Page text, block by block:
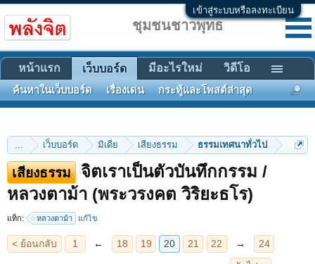
เข้าสู่ระบบหรือลงทะเบียน
... เว็บบอร์ด มิเดีย เสียงธรรม ธรรมเทศนาทั่วไป
เสียงธรรม
จิตเราเป็นตัวบันทึกกรรม /
หลวงตาม้า (พระวรงคต วิริยะธโร)
แท็ก: หลวงตาม้า แก้ไข
< ย้อนกลับ 1 ← 18 19 21 22 → 24
ถัดไป >
ชุมชนชาวพุทธ
หน้าแรก เว็บบอร์ด
ค้นหาในเว็บบอร์ด เรื่องเด่น กระทู้และโพสต์ล่าสุด
มีอะไรใหม่ วิดีโอ